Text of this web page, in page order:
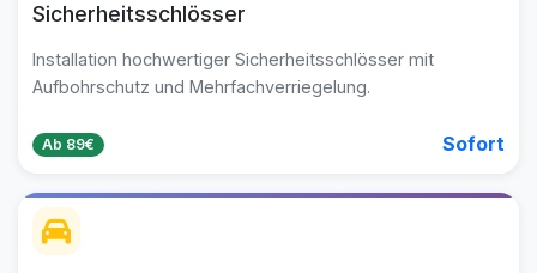
Sicherheitsschlösser
Installation hochwertiger Sicherheitsschlösser mit
Aufbohrschutz und Mehrfachverriegelung.
Ab 89€ Sofort